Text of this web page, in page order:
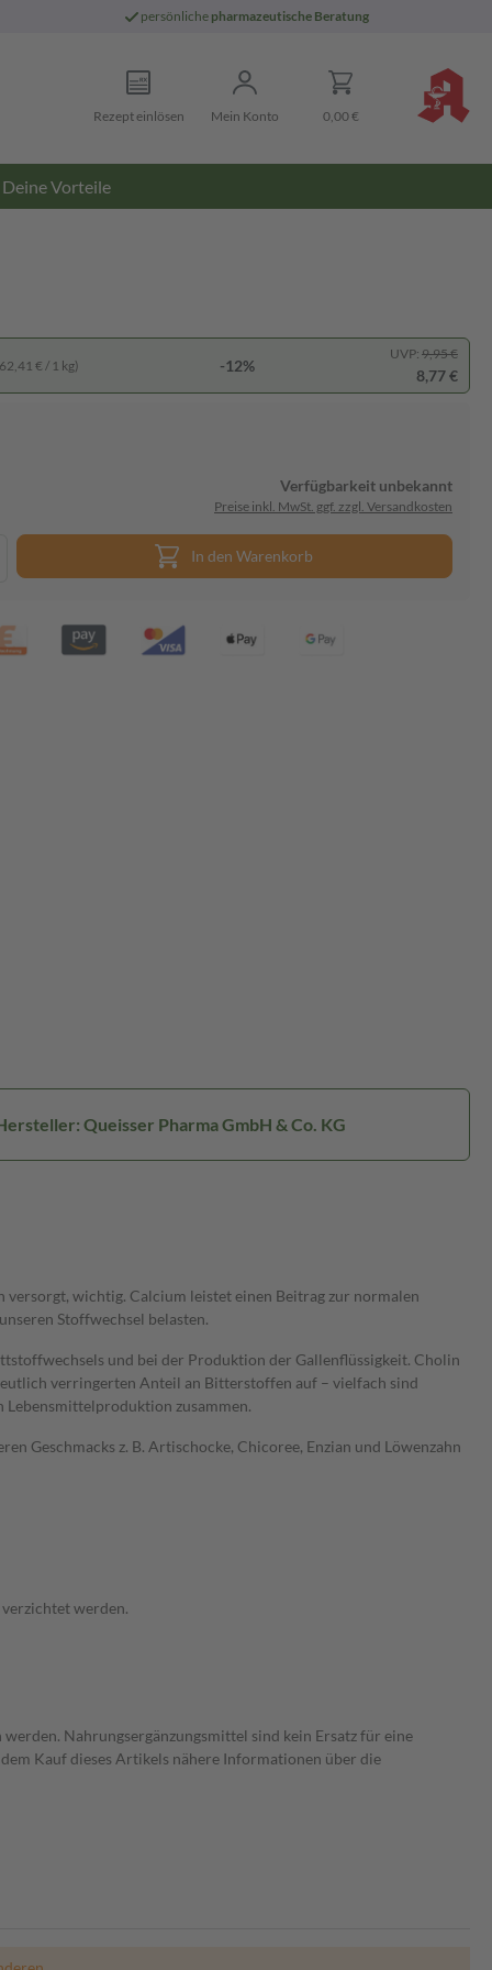
persönliche pharmazeutische Beratung
Rezept einlösen Mein Konto 0,00 €
Deine Vorteile
€ / 1 kg) -12%
UVP: 9,95 €
8,77 €
Verfügbarkeit unbekannt
Preise inkl. MwSt. ggf. zzgl. Versandkosten
In den Warenkorb
Queisser Pharma GmbH & Co. KG
versorgt, wichtig. Calcium leistet einen Beitrag zur normalen
Stoffwechsel belasten.
und bei der Produktion der Gallenflüssigkeit. Cholin
verringerten Anteil an Bitterstoffen auf – vielfach sind
zusammen.
Geschmacks z. B. Artischocke, Chicoree, Enzian und Löwenzahn
werden.
Nahrungsergänzungsmittel sind kein Ersatz für eine
Kauf dieses Artikels nähere Informationen über die